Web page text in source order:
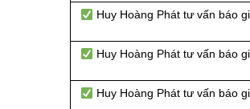
Huy Hoàng Phát tư vấn báo
Huy Hoàng Phát tư vấn báo
Huy Hoàng Phát tư vấn báo